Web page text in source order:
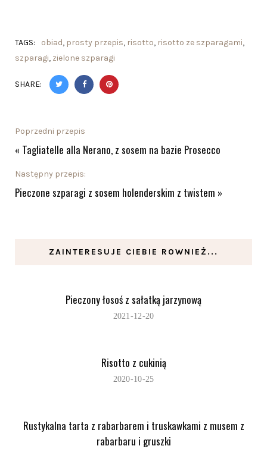
TAGS: obiad, prosty przepis, risotto, risotto ze szparagami,
szparagi, zielone szparagi
SHARE:
Poprzedni przepis
« Tagliatelle alla Nerano, z sosem na bazie Prosecco
Następny przepis:
Pieczone szparagi z sosem holenderskim z twistem »
ZAINTERESUJE CIEBIE ROWNIEŻ...
Pieczony łosoś z sałatką jarzynową
2021-12-20
Risotto z cukinią
2020-10-25
Rustykalna tarta z rabarbarem i truskawkami z musem z
rabarbaru i gruszki